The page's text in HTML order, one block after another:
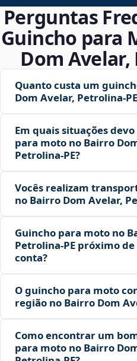
Perguntas
Guincho para
Dom Avelar,
Quanto custa um
Dom Avelar,
Em quais situações
para moto no Bairro
Petrolina‑PE?
Vocês realizam
no Bairro Dom Avelar,
Guincho para moto no
Petrolina‑PE próximo
conta?
O guincho para moto
região no Bairro Dom
Como encontrar um
para moto no Bairro